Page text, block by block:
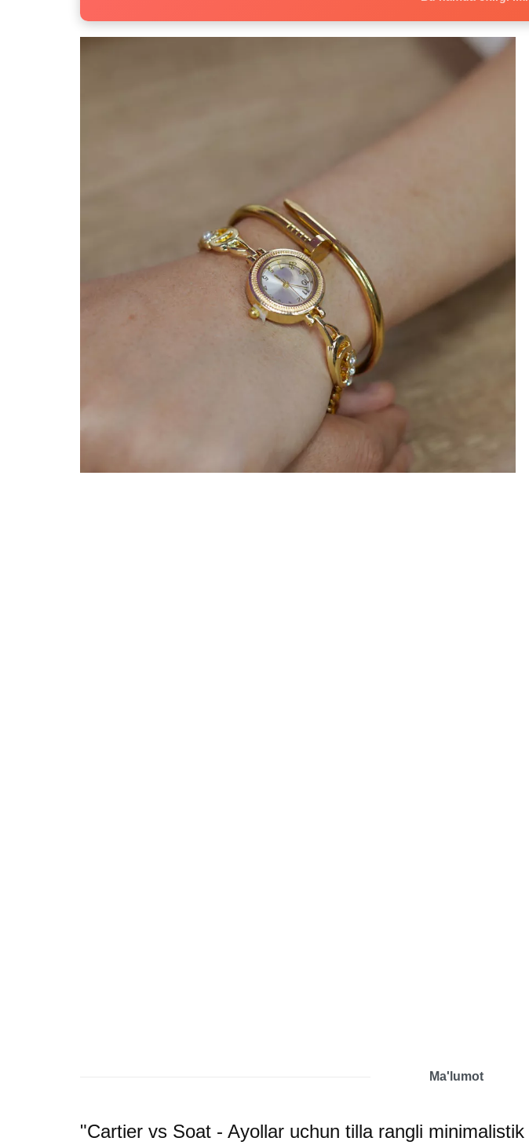
Ma'lumot
"Cartier vs Soat - Ayollar uchun tilla rangli